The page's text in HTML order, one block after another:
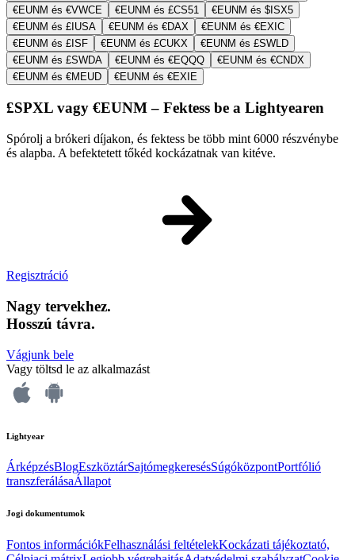
€EUNM és €VWCE
€EUNM és £CS51
€EUNM és $ISX5
€EUNM és £IUSA
€EUNM és €DAX
€EUNM és €EXIC
€EUNM és £ISF
€EUNM és £CUKX
€EUNM és £SWLD
€EUNM és £SWDA
€EUNM és €EQQQ
€EUNM és €CNDX
€EUNM és €MEUD
€EUNM és €EXIE
£SPXL vagy €EUNM – Fektess be a Lightyearen
Spórolj a brókeri díjakon, és fektess be több mint 6000 részvénybe
és alapba. A befektetett tőkéd kockázatnak van kitéve.
Regisztráció
Nagy tervekhez.
Hosszú távra.
Vágjunk bele
Vagy töltsd le az alkalmazást
Lightyear
ÁrképzésBlogEszköztárSajtómegkeresésSúgóközpontPortfólió
transzferálásaÁllapot
Jogi dokumentumok
Fontos információkFelhasználási feltételekKockázati tájékoztató,